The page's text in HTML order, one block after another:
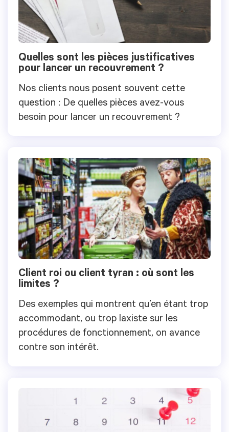
Quelles sont les pièces justificatives
pour lancer un recouvrement ?
Nos clients nous posent souvent cette
question : De quelles pièces avez-vous
besoin pour lancer un recouvrement ?
Client roi ou client tyran : où sont les
limites ?
Des exemples qui montrent qu’en étant trop
accommodant, ou trop laxiste sur les
procédures de fonctionnement, on avance
contre son intérêt.